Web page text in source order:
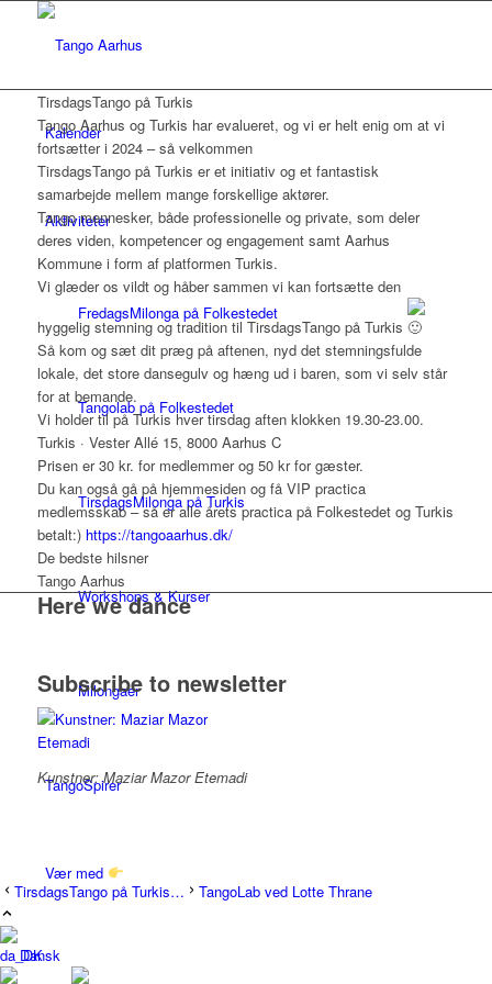
Kalender
Aktiviteter
FredagsMilonga på Folkestedet
Tangolab på Folkestedet
TirsdagsMilonga på Turkis
Workshops & Kurser
Milongaer
TangoSpirer
Vær med
Ny til Tango
TirsdagsTango på Turkis
Tango Aarhus og Turkis har evalueret, og vi er helt enig om at vi
fortsætter i 2024 – så velkommen
TirsdagsTango på Turkis er et initiativ og et fantastisk
samarbejde mellem mange forskellige aktører.
Tango mennesker, både professionelle og private, som deler
deres viden, kompetencer og engagement samt Aarhus
Kommune i form af platformen Turkis.
Vi glæder os vildt og håber sammen vi kan fortsætte den
hyggelig stemning og tradition til TirsdagsTango på Turkis
Så kom og sæt dit præg på aftenen, nyd det stemningsfulde
lokale, det store dansegulv og hæng ud i baren, som vi selv står
for at bemande.
Vi holder til på Turkis hver tirsdag aften klokken 19.30-23.00.
Turkis · Vester Allé 15, 8000 Aarhus C
Prisen er 30 kr. for medlemmer og 50 kr for gæster.
Du kan også gå på hjemmesiden og få VIP practica
medlemsskab – så er alle årets practica på Folkestedet og Turkis
betalt:) https://tangoaarhus.dk/
De bedste hilsner
Tango Aarhus
Here we dance
Subscribe to newsletter
Kunstner: Maziar Mazor Etemadi
TirsdagsTango på Turkis… TangoLab ved Lotte Thrane
Dansk